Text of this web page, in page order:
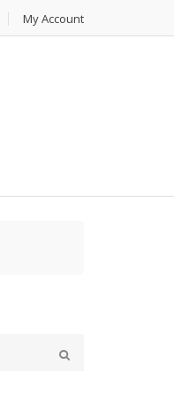
My Account